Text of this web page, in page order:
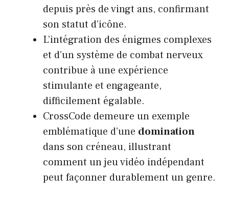
depuis près de vingt ans, confirmant
son statut d’icône.
L’intégration des énigmes complexes
et d’un système de combat nerveux
contribue à une expérience
stimulante et engageante,
difficilement égalable.
CrossCode demeure un exemple
emblématique d’une domination
dans son créneau, illustrant
comment un jeu vidéo indépendant
peut façonner durablement un genre.